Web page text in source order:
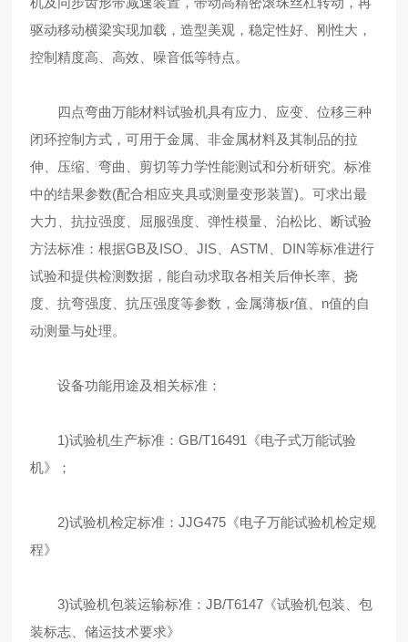
驱动移动横梁实现加载，造型美观，稳定性好、刚性大，
控制精度高、高效、噪音低等特点。
四点弯曲万能材料试验机具有应力、应变、位移三种
闭环控制方式，可用于金属、非金属材料及其制品的拉
伸、压缩、弯曲、剪切等力学性能测试和分析研究。标准
中的结果参数(配合相应夹具或测量变形装置)。可求出最
大力、抗拉强度、屈服强度、弹性模量、泊松比、断试验
方法标准：根据GB及ISO、JIS、ASTM、DIN等标准进行
试验和提供检测数据，能自动求取各相关后伸长率、挠
度、抗弯强度、抗压强度等参数，金属薄板r值、n值的自
动测量与处理。
设备功能用途及相关标准：
1)试验机生产标准：GB/T16491《电子式万能试验
机》；
2)试验机检定标准：JJG475《电子万能试验机检定规
程》
3)试验机包装运输标准：JB/T6147《试验机包装、包
装标志、储运技术要求》